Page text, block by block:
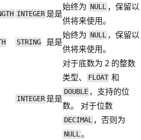
INTEGER 是是
始终为 NULL ，保留以
供将来使用。
STRING 是是
始终为 NULL ，保留以
供将来使用。
INTEGER 是是
对于底数为 2 的整数
类型、
FLOAT 和
DOUBLE ，支持的位
数。 对于位数
DECIMAL ，否则为
NULL。